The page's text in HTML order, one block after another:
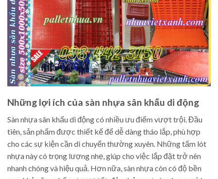
Những lợi ích của sàn nhựa sân khấu di động
Sàn nhựa sân khấu di động có nhiều ưu điểm vượt trội. Đầu
tiên, sản phẩm được thiết kế để dễ dàng tháo lắp, phù hợp
cho các sự kiện cần di chuyển thường xuyên. Những tấm lót
nhựa này có trọng lượng nhẹ, giúp cho việc lắp đặt trở nên
nhanh chóng và hiệu quả. Hơn nữa, sàn nhựa còn có độ bền